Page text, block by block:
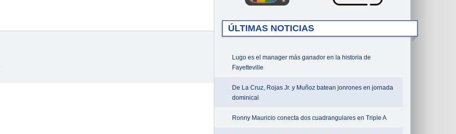
ÚLTIMAS NOTICIAS
Lugo es el manager más ganador en la historia de
Fayetteville
De La Cruz, Rojas Jr. y Muñoz batean jonrones en jornada
dominical
Ronny Mauricio conecta dos cuadrangulares en Triple A